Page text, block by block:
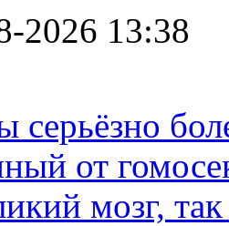
2026 13:38
серьёзно
от
мозг,